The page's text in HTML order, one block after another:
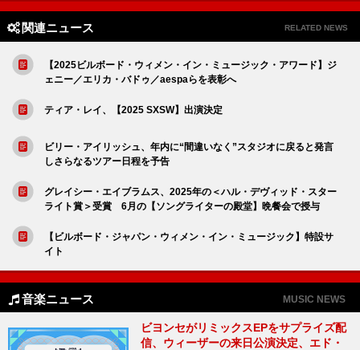
関連ニュース RELATED NEWS
【2025ビルボード・ウィメン・イン・ミュージック・アワード】ジ
ェニー／エリカ・バドゥ／aespaらを表彰へ
ティア・レイ、【2025 SXSW】出演決定
ビリー・アイリッシュ、年内に“間違いなく”スタジオに戻ると発言
しさらなるツアー日程を予告
グレイシー・エイブラムス、2025年の＜ハル・デヴィッド・スター
ライト賞＞受賞 6月の【ソングライターの殿堂】晩餐会で授与
【ビルボード・ジャパン・ウィメン・イン・ミュージック】特設サ
イト
音楽ニュース MUSIC NEWS
ビヨンセがリミックスEPをサプライズ配
信、ウィーザーの来日公演決定、エド・